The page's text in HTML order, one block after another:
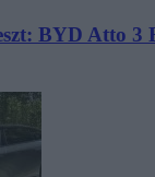
BYD Atto 3